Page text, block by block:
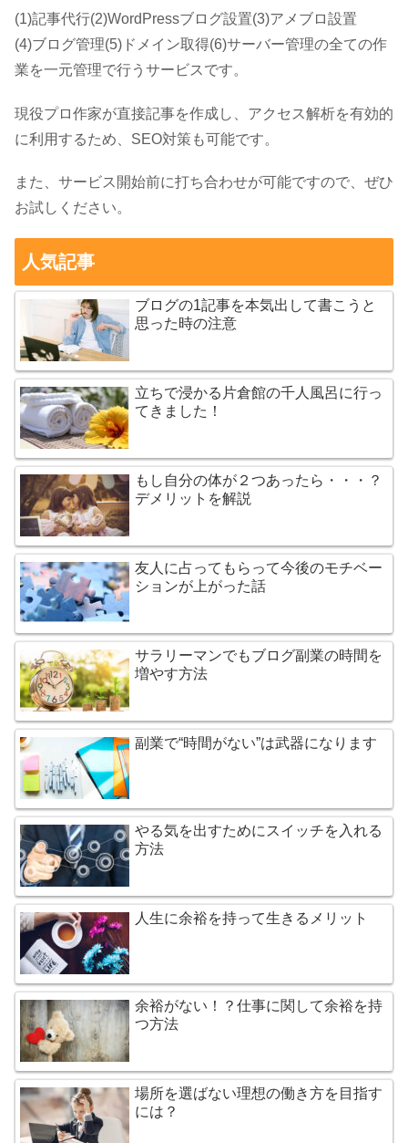
(1)記事代行(2)WordPressブログ設置(3)アメブロ設置
(4)ブログ管理(5)ドメイン取得(6)サーバー管理の全ての作
業を一元管理で行うサービスです。
現役プロ作家が直接記事を作成し、アクセス解析を有効的
に利用するため、SEO対策も可能です。
また、サービス開始前に打ち合わせが可能ですので、ぜひ
お試しください。
人気記事
ブログの1記事を本気出して書こうと
思った時の注意
立ちで浸かる片倉館の千人風呂に行っ
てきました！
もし自分の体が２つあったら・・・？
デメリットを解説
友人に占ってもらって今後のモチベー
ションが上がった話
サラリーマンでもブログ副業の時間を
増やす方法
副業で“時間がない”は武器になります
やる気を出すためにスイッチを入れる
方法
人生に余裕を持って生きるメリット
余裕がない！？仕事に関して余裕を持
つ方法
場所を選ばない理想の働き方を目指す
には？